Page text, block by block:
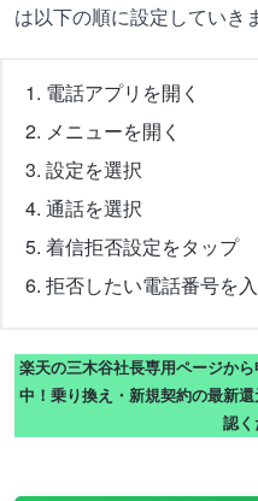
は以下の順に設定していき
電話アプリを開く
メニューを開く
設定を選択
通話を選択
着信拒否設定をタップ
拒否したい電話番号を
楽天の三木谷社長専用ページか
中！乗り換え・新規契約の最新
認く